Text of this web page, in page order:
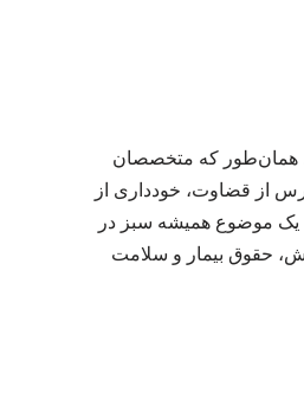
همان‌طور که متخصصان
از قضاوت، خودداری از
انجام آزمایش و پنهان‌کاری، از مهم‌ترین موانع کنترل HIV به شمار می‌روند. به همین دلیل، HIV یک موضوع همیشه سبز در
حقوق بیمار و سلامت